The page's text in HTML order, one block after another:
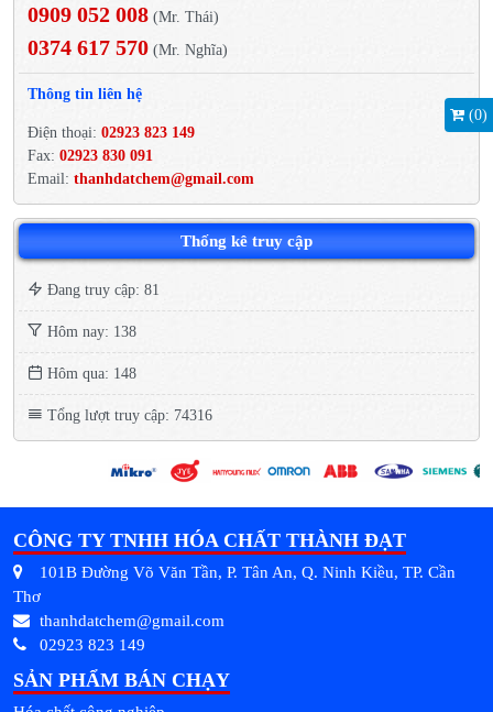
(0)
0909 052 008 (Mr. Thái)
0374 617 570 (Mr. Nghĩa)
Thông tin liên hệ
Điện thoại: 02923 823 149
Fax: 02923 830 091
Email: thanhdatchem@gmail.com
Thống kê truy cập
Đang truy cập: 81
Hôm nay: 138
Hôm qua: 148
Tổng lượt truy cập: 74316
CÔNG TY TNHH HÓA CHẤT THÀNH ĐẠT
101B Đường Võ Văn Tần, P. Tân An, Q. Ninh Kiều, TP. Cần
Thơ
thanhdatchem@gmail.com
02923 823 149
SẢN PHẨM BÁN CHẠY